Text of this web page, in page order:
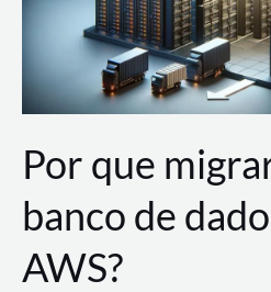
Por que
banco de
AWS?